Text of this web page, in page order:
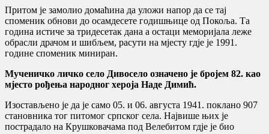
Притом је замолио домаћина да уложи напор да се тај
споменик обнови до осамдесете годишњице од Покоља. Та
година истиче за тридесетак дана а остаци меморијала леже
обрасли драчом и шибљем, расути на мјесту гдје је 1991.
године споменик миниран.
Мученичко личко село Дивосело означено је бројем 82. као
мјесто рођења народног хероја Наде Димић.
Изостављено је да је само 05. и 06. августа 1941. поклано 907
становника тог питомог српског села. Највише њих је
пострадало на Крушковачама под Велебитом гдје је био